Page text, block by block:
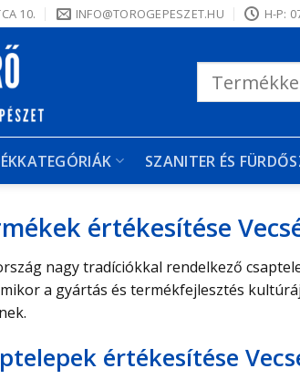
10. INFO@TOROGEPESZET.HU H-P:
következőre:
SZANITER ÉS
értékesítése
nagy tradíciókkal rendelkező
a gyártás és termékfejlesztés
értékesítése